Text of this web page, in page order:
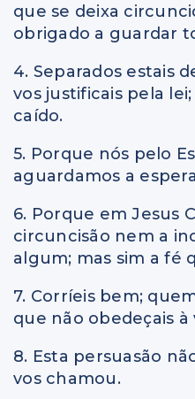
que se deixa
obrigado a guardar
4. Separados estais
vos justificais pela
caído.
5. Porque nós pelo
aguardamos a
6. Porque em Jesus
circuncisão nem a
algum; mas sim a fé
7. Corríeis bem;
que não obedeçais à
8. Esta persuasão
vos chamou.